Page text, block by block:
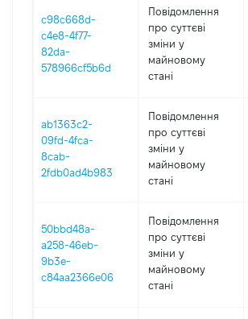
c98c668d-
c4e8-4f77-
82da-
578966cf5b6d
Повідомлення
про суттєві
зміни y
майновому
стані
ab1363c2-
09fd-4fca-
8cab-
2fdb0ad4b983
Повідомлення
про суттєві
зміни y
майновому
стані
50bbd48a-
a258-46eb-
9b3e-
c84aa2366e06
Повідомлення
про суттєві
зміни y
майновому
стані